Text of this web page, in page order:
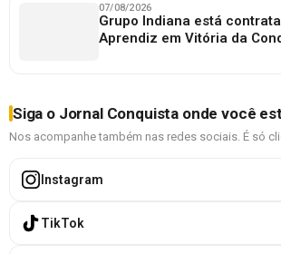
07/08/2026
Grupo Indiana está
Aprendiz em Vitória da
Siga o Jornal Conquista onde você
Nos acompanhe também nas redes sociais. É só
Instagram
TikTok